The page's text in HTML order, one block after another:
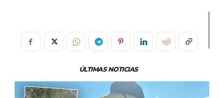
ÚLTIMAS NOTICIAS